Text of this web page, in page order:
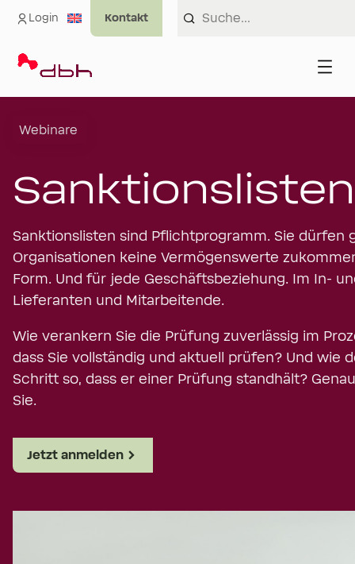
Login
Webinare
Sanktionslisten sind Pflichtprogramm. Sie dürfen
Organisationen keine Vermögenswerte
Form. Und für jede Geschäftsbeziehung. Im In-
Lieferanten und Mitarbeitende.
Wie verankern Sie die Prüfung zuverlässig im
dass Sie vollständig und aktuell prüfen? Und wie
Schritt so, dass er einer Prüfung standhält?
Sie.
Jetzt anmelden